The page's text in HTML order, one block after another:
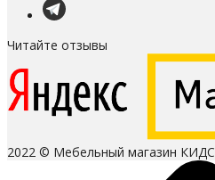
Читайте отзывы
2022 © Мебельный магазин КИДС